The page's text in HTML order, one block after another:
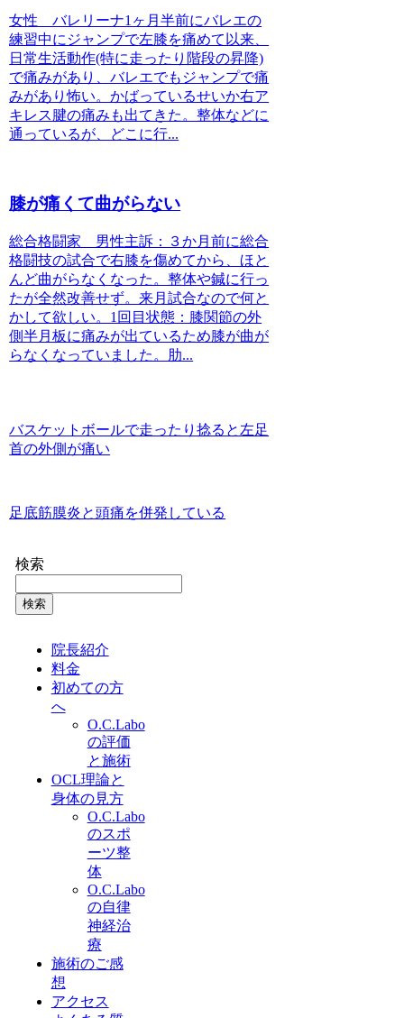
女性 バレリーナ1ヶ月半前にバレエの
練習中にジャンプで左膝を痛めて以来、
日常生活動作(特に走ったり階段の昇降)
で痛みがあり、バレエでもジャンプで痛
みがあり怖い。かばっているせいか右ア
キレス腱の痛みも出てきた。整体などに
通っているが、どこに行...
膝が痛くて曲がらない
総合格闘家 男性主訴：３か月前に総合
格闘技の試合で右膝を傷めてから、ほと
んど曲がらなくなった。整体や鍼に行っ
たが全然改善せず。来月試合なので何と
かして欲しい。1回目状態：膝関節の外
側半月板に痛みが出ているため膝が曲が
らなくなっていました。肋...
バスケットボールで走ったり捻ると左足
首の外側が痛い
足底筋膜炎と頭痛を併発している
検索
検索
院長紹介
料金
初めての方
へ
O.C.Labo
の評価
と施術
OCL理論と
身体の見方
O.C.Labo
のスポ
ーツ整
体
O.C.Labo
の自律
神経治
療
施術のご感
想
アクセス